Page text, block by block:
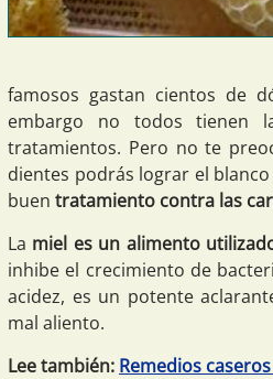
famosos gastan cientos de
embargo no todos tienen
tratamientos. Pero no te
dientes podrás lograr el
buen tratamiento contra las
La miel es un alimento
inhibe el crecimiento de
acidez, es un potente
mal aliento.
Lee también: Remedios